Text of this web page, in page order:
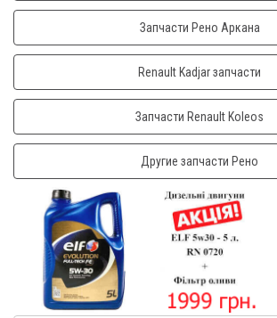
Запчасти Рено Аркана
Renault Kadjar запчасти
Запчасти Renault Koleos
Другие запчасти Рено